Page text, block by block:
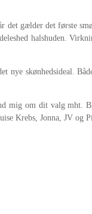
gælder det første
halshuden.
nye skønhedsideal.
mig om dit valg mht.
Krebs, Jonna, JV og